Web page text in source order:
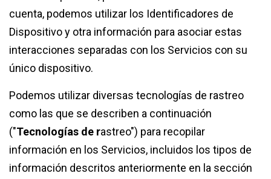
cuenta, podemos utilizar los Identificadores de
Dispositivo y otra información para asociar estas
interacciones separadas con los Servicios con su
único dispositivo.
Podemos utilizar diversas tecnologías de rastreo
como las que se describen a continuación
("Tecnologías de rastreo") para recopilar
información en los Servicios, incluidos los tipos de
información descritos anteriormente en la sección